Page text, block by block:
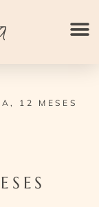
12 MESES